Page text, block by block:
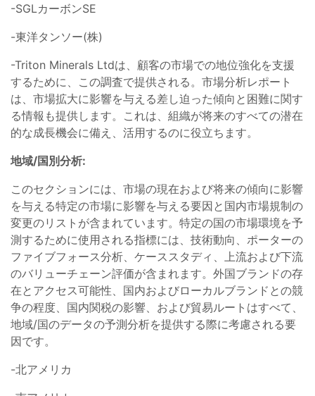
-SGLカーボンSE
-東洋タンソー(株)
-Triton Minerals Ltdは、顧客の市場での地位強化を支援
するために、この調査で提供される。市場分析レポート
は、市場拡大に影響を与える差し迫った傾向と困難に関す
る情報も提供します。これは、組織が将来のすべての潜在
的な成長機会に備え、活用するのに役立ちます。
地域/国別分析:
このセクションには、市場の現在および将来の傾向に影響
を与える特定の市場に影響を与える要因と国内市場規制の
変更のリストが含まれています。特定の国の市場環境を予
測するために使用される指標には、技術動向、ポーターの
ファイブフォース分析、ケーススタディ、上流および下流
のバリューチェーン評価が含まれます。外国ブランドの存
在とアクセス可能性、国内およびローカルブランドとの競
争の程度、国内関税の影響、および貿易ルートはすべて、
地域/国のデータの予測分析を提供する際に考慮される要
因です。
-北アメリカ